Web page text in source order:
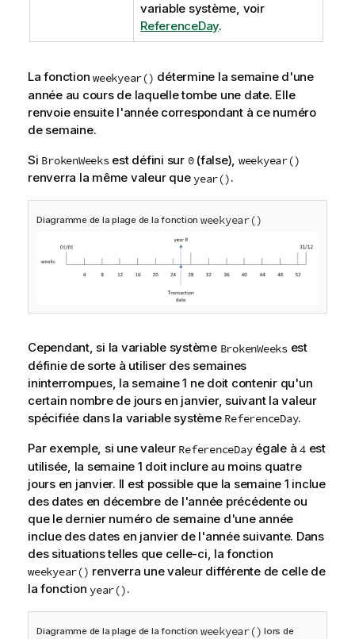
variable système, voir
ReferenceDay.
La fonction weekyear() détermine la semaine d'une
année au cours de laquelle tombe une date. Elle
renvoie ensuite l'année correspondant à ce numéro
de semaine.
Si BrokenWeeksest défini sur 0(false), weekyear()
renverra la même valeur queyear().
Diagramme de la plage de la fonction weekyear()
Cependant, si la variable système BrokenWeeksest
définie de sorte à utiliser des semaines
ininterrompues, la semaine 1 ne doit contenir qu'un
certain nombre de jours en janvier, suivant la valeur
spécifiée dans la variable système ReferenceDay.
Par exemple, si une valeur ReferenceDayégale à 4est
utilisée, la semaine 1 doit inclure au moins quatre
jours en janvier. Il est possible que la semaine 1 inclue
des dates en décembre de l'année précédente ou
que le dernier numéro de semaine d'une année
inclue des dates en janvier de l'année suivante. Dans
des situations telles que celle-ci, la fonction
weekyear() renverra une valeur différente de celle de
la fonction year().
Diagramme de la plage de la fonction weekyear() lors de